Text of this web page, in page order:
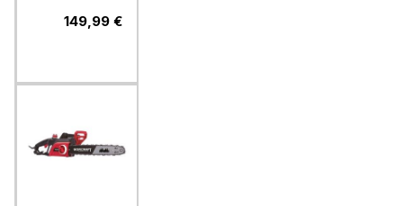
deljiva149,99 €